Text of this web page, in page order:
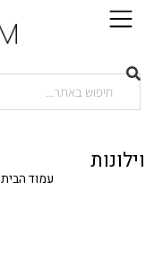
וילונות
עמוד הבית